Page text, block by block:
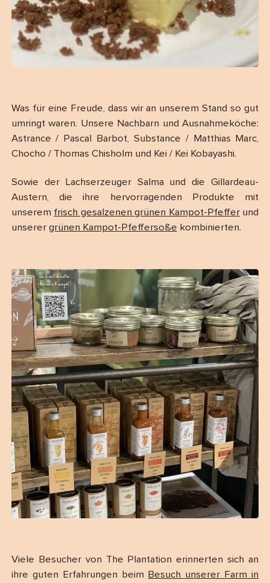
Was für eine Freude, dass wir an unserem Stand so gut
umringt waren. Unsere Nachbarn und Ausnahmeköche:
Astrance / Pascal Barbot, Substance / Matthias Marc,
Chocho / Thomas Chisholm und Kei / Kei Kobayashi.
Sowie der Lachserzeuger Salma und die Gillardeau-
Austern, die ihre hervorragenden Produkte mit
unserem frisch gesalzenen grünen Kampot-Pfefferund
unserer grünen Kampot-Pfeffersoße kombinierten.
Viele Besucher von The Plantation erinnerten sich an
ihre guten Erfahrungen beim Besuch unserer Farm in